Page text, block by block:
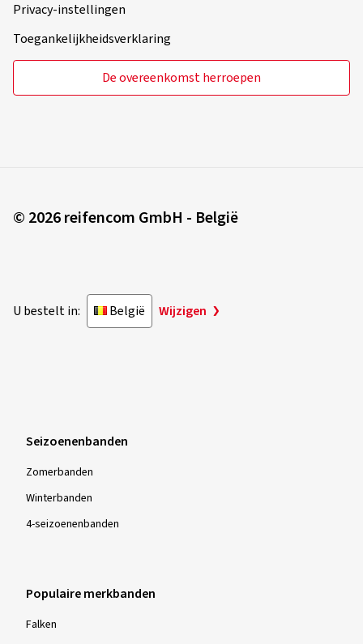
Privacy-instellingen
Toegankelijkheidsverklaring
De overeenkomst herroepen
© 2026 reifencom GmbH - België
U bestelt in: België Wijzigen
Seizoenenbanden
Zomerbanden
Winterbanden
4-seizoenenbanden
Populaire merkbanden
Falken